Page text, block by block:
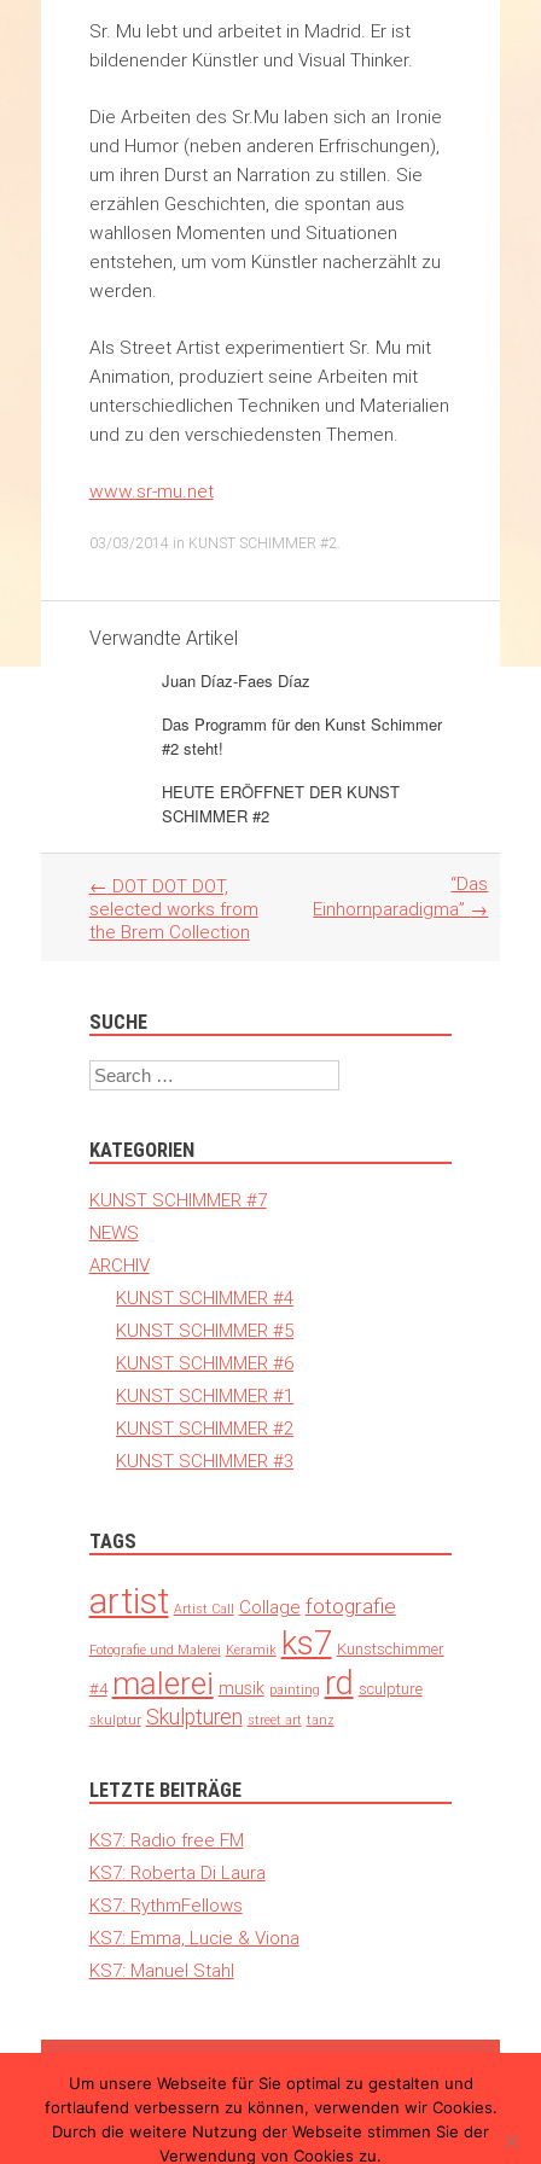
Sr. Mu lebt und arbeitet in Madrid. Er ist
bildenender Künstler und Visual Thinker.
Die Arbeiten des Sr.Mu laben sich an Ironie
und Humor (neben anderen Erfrischungen),
um ihren Durst an Narration zu stillen. Sie
erzählen Geschichten, die spontan aus
wahllosen Momenten und Situationen
entstehen, um vom Künstler nacherzählt zu
werden.
Als Street Artist experimentiert Sr. Mu mit
Animation, produziert seine Arbeiten mit
unterschiedlichen Techniken und Materialien
und zu den verschiedensten Themen.
www.sr-mu.net
03/03/2014 in KUNST SCHIMMER #2
Verwandte Artikel
Juan Díaz-Faes Díaz
Das Programm für den Kunst Schimmer
#2 steht!
HEUTE ERÖFFNET DER KUNST
SCHIMMER #2
Artikel
Navigation
← DOT DOT DOT,
selected works from
the Brem Collection
“Das
Einhornparadigma” →
SUCHE
Search
KATEGORIEN
KUNST SCHIMMER #7
NEWS
ARCHIV
KUNST SCHIMMER #4
KUNST SCHIMMER #5
KUNST SCHIMMER #6
KUNST SCHIMMER #1
KUNST SCHIMMER #2
KUNST SCHIMMER #3
TAGS
artist Artist Call Collage fotografie
Fotografie und Malerei Keramik ks7 Kunstschimmer
#4 malerei musik painting rd sculpture
skulptur Skulpturen street art tanz
LETZTE BEITRÄGE
KS7: Radio free FM
KS7: Roberta Di Laura
KS7: RythmFellows
KS7: Emma, Lucie & Viona
KS7: Manuel Stahl
© 2026 Kunst Schimmer – Die internationale
Kunstmesse in Ulm | Teilnahmebedingungen
| Datenschutzerklärung| Impressum
Um unsere Webseite für Sie optimal zu gestalten und
fortlaufend verbessern zu können, verwenden wir Cookies.
Durch die weitere Nutzung der Webseite stimmen Sie der
Verwendung von Cookies zu.